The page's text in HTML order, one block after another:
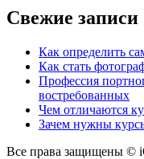
Свежие записи
Как определить
Как стать
Профессия
востребованных
Чем отличаются
Зачем нужны
Все права защищены ©